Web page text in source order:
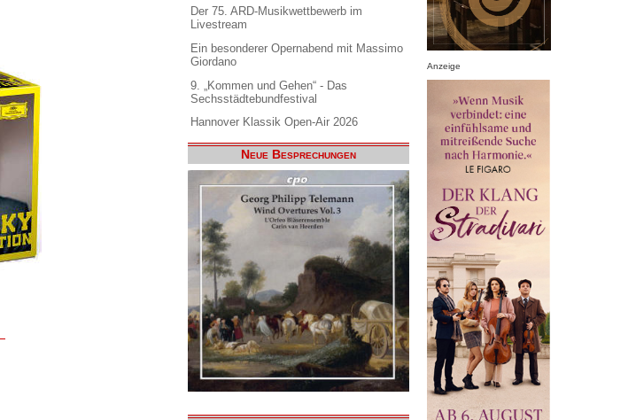
Der 75. ARD-Musikwettbewerb im
Livestream
Ein besonderer Opernabend mit Massimo
Giordano
9. „Kommen und Gehen“ - Das
Sechsstädtebundfestival
Hannover Klassik Open-Air 2026
Neue Besprechungen
Anzeige